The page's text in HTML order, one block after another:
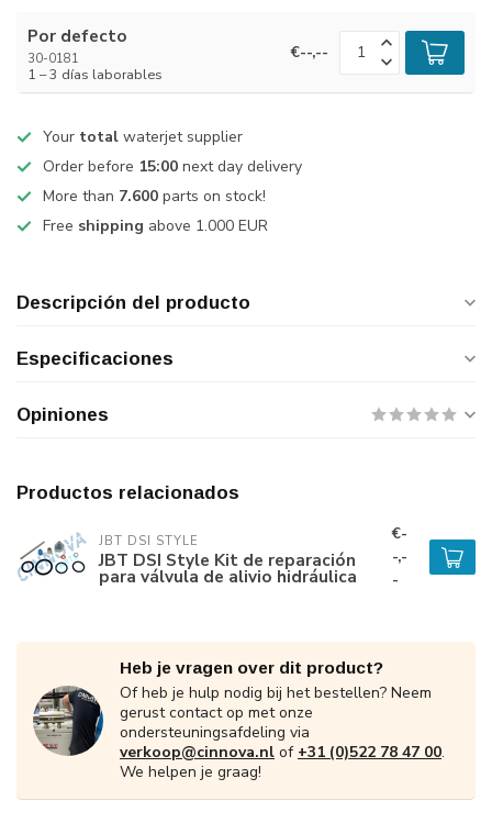
Por defecto
30-0181
1 – 3 días laborables
€--,--
Your total waterjet supplier
Order before 15:00 next day delivery
More than 7.600 parts on stock!
Free shipping above 1.000 EUR
Descripción del producto
Especificaciones
Opiniones
Productos relacionados
JBT DSI STYLE
JBT DSI Style Kit de reparación
para válvula de alivio hidráulica
€-
-,-
-
Heb je vragen over dit product?
Of heb je hulp nodig bij het bestellen? Neem
gerust contact op met onze
ondersteuningsafdeling via
verkoop@cinnova.nl of +31 (0)522 78 47 00.
We helpen je graag!